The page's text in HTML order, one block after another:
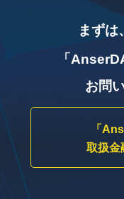
まずは
「
お問
「
取扱金